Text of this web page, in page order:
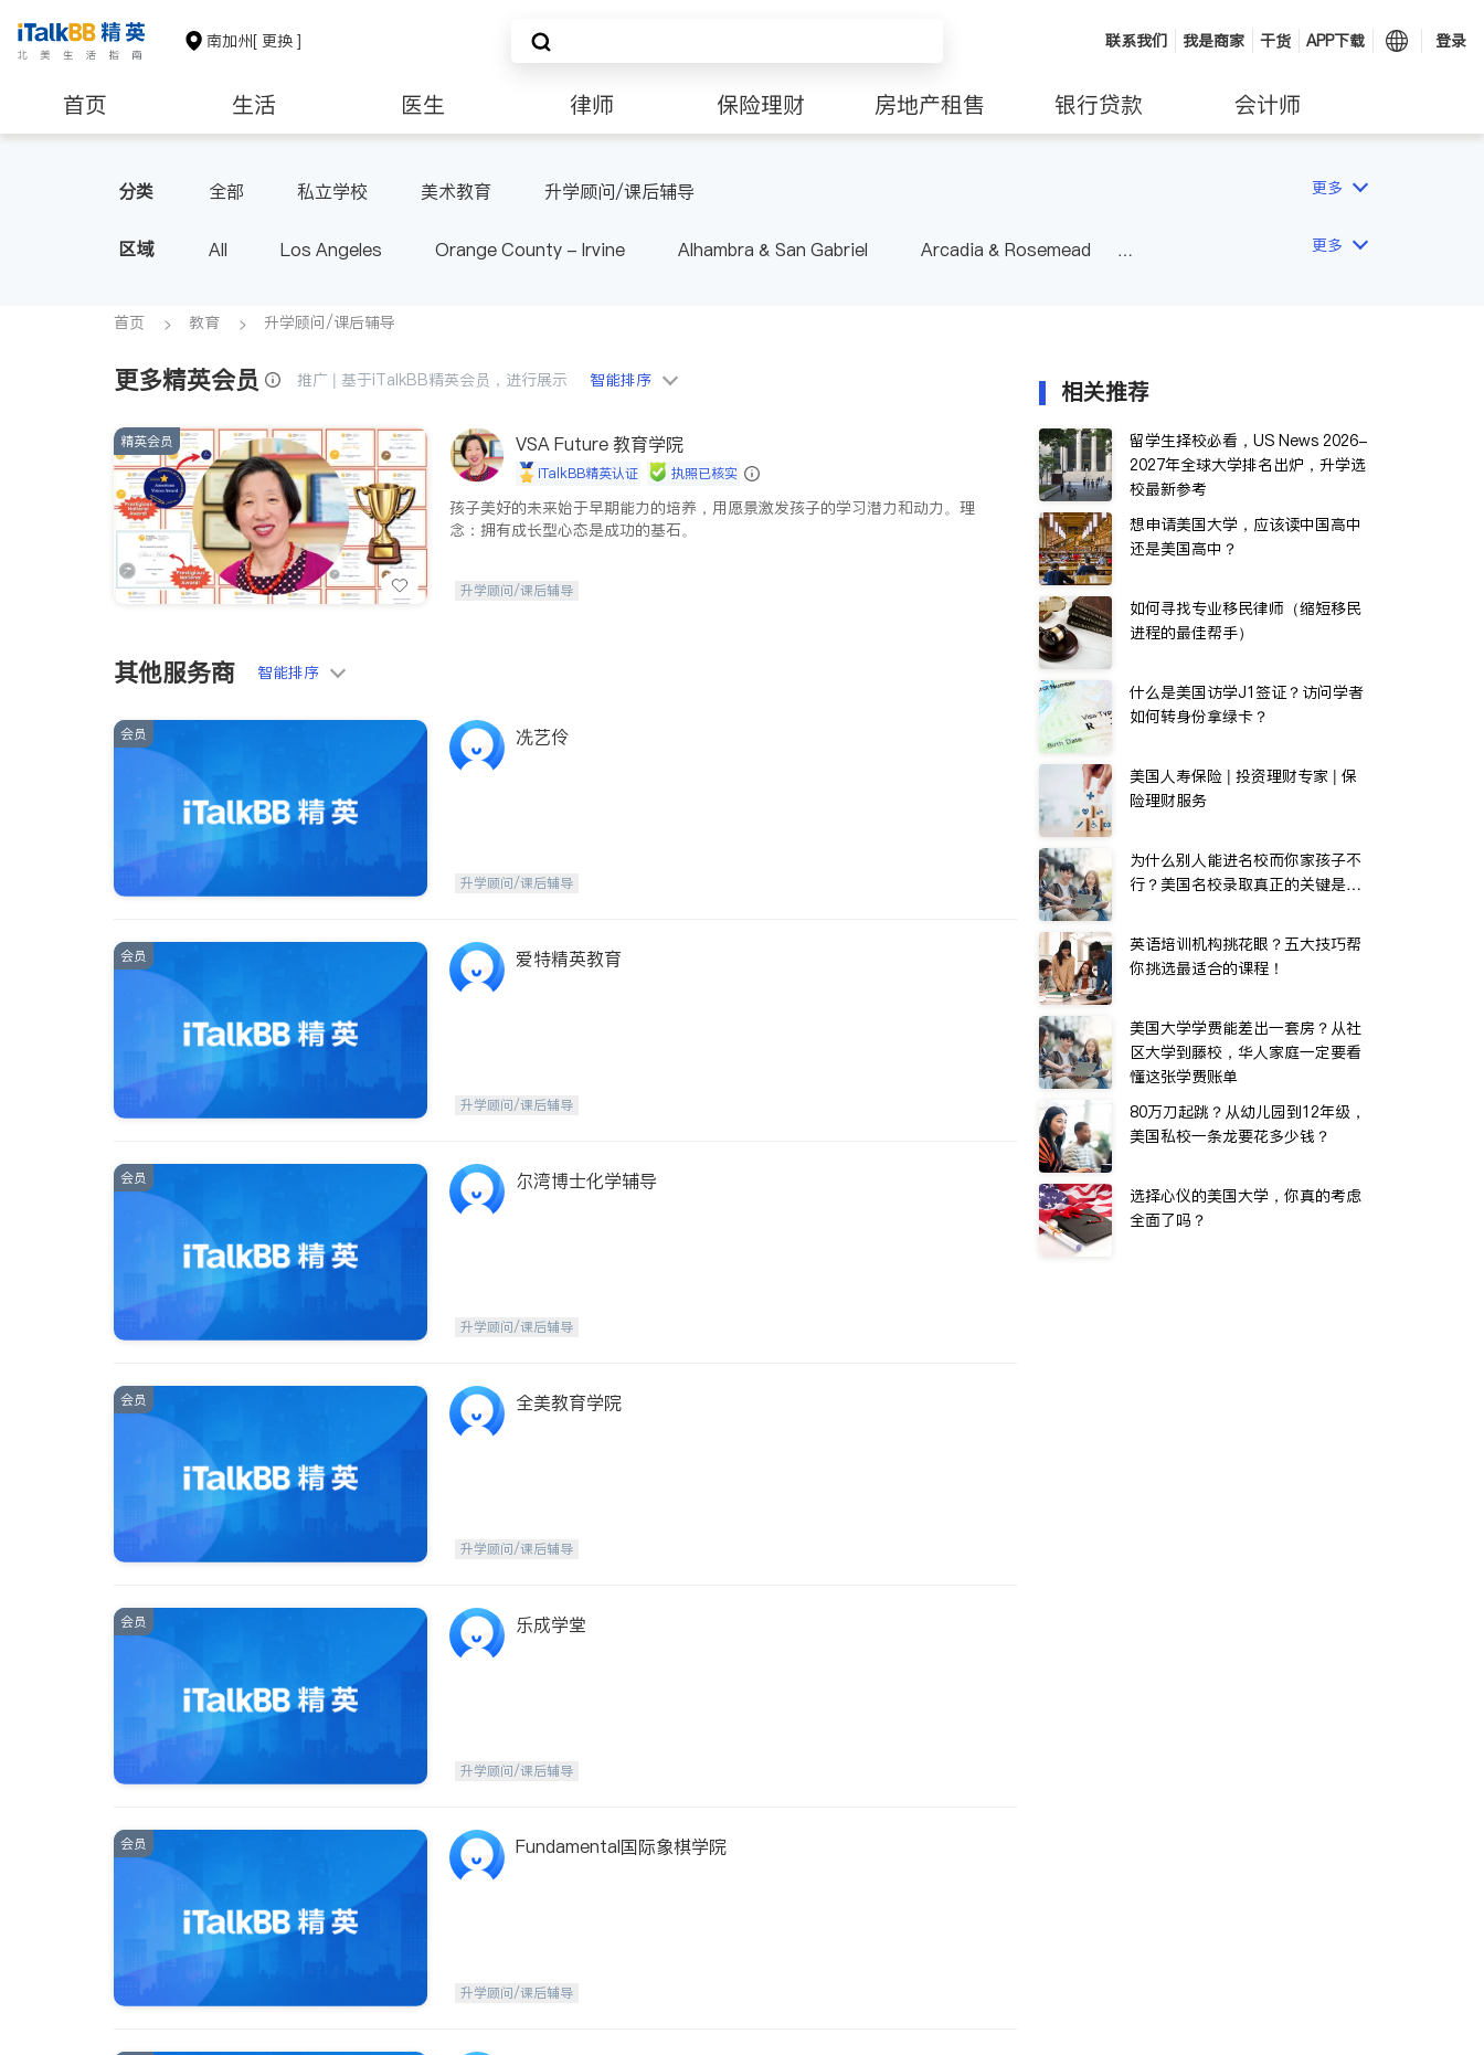
南加州[ 更换 ] 联系我们 我是商家 干货 APP下载 登录
首页 生活 医生 律师 保险理财 房地产租售 银行贷款 会计师
分类 全部 私立学校 美术教育 升学顾问/课后辅导 更多
区域 All Los Angeles Orange County - Irvine Alhambra & San Gabriel
Arcadia & Rosemead
Inyo & San Bernardino
更多
首页 教育 升学顾问/课后辅导
更多精英会员 推广 | 基于iTalkBB精英会员，进行展示 智能排序
精英会员 VSA Future 教育学院
iTalkBB精英认证 执照已核实
孩子美好的未来始于早期能力的培养，用愿景激发孩子的学习潜力和动力。理
念：拥有成长型心态是成功的基石。
升学顾问/课后辅导
其他服务商 智能排序
会员 冼艺伶
升学顾问/课后辅导
会员 爱特精英教育
升学顾问/课后辅导
会员 尔湾博士化学辅导
升学顾问/课后辅导
会员 全美教育学院
升学顾问/课后辅导
会员 乐成学堂
升学顾问/课后辅导
会员 Fundamental国际象棋学院
升学顾问/课后辅导
相关推荐
留学生择校必看，US News 2026-
2027年全球大学排名出炉，升学选
校最新参考
想申请美国大学，应该读中国高中
还是美国高中？
如何寻找专业移民律师（缩短移民
进程的最佳帮手）
什么是美国访学J1签证？访问学者
如何转身份拿绿卡？
美国人寿保险 | 投资理财专家 | 保
险理财服务
为什么别人能进名校而你家孩子不
行？美国名校录取真正的关键是…
英语培训机构挑花眼？五大技巧帮
你挑选最适合的课程！
美国大学学费能差出一套房？从社
区大学到藤校，华人家庭一定要看
懂这张学费账单
80万刀起跳？从幼儿园到12年级，
美国私校一条龙要花多少钱？
选择心仪的美国大学，你真的考虑
全面了吗？